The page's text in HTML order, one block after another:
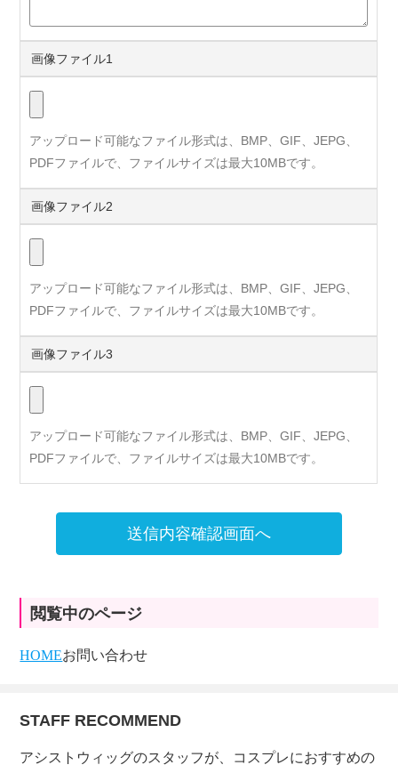
画像ファイル1
アップロード可能なファイル形式は、BMP、GIF、JEPG、
PDFファイルで、ファイルサイズは最大10MBです。
画像ファイル2
アップロード可能なファイル形式は、BMP、GIF、JEPG、
PDFファイルで、ファイルサイズは最大10MBです。
画像ファイル3
アップロード可能なファイル形式は、BMP、GIF、JEPG、
PDFファイルで、ファイルサイズは最大10MBです。
送信内容確認画面へ
閲覧中のページ
HOMEお問い合わせ
STAFF RECOMMEND
アシストウィッグのスタッフが、コスプレにおすすめの